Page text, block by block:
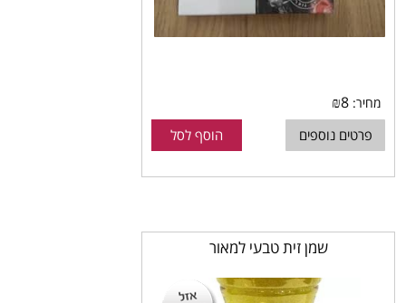
מחיר: ₪8
פרטים נוספים הוסף לסל
שמן זית טבעי למאור